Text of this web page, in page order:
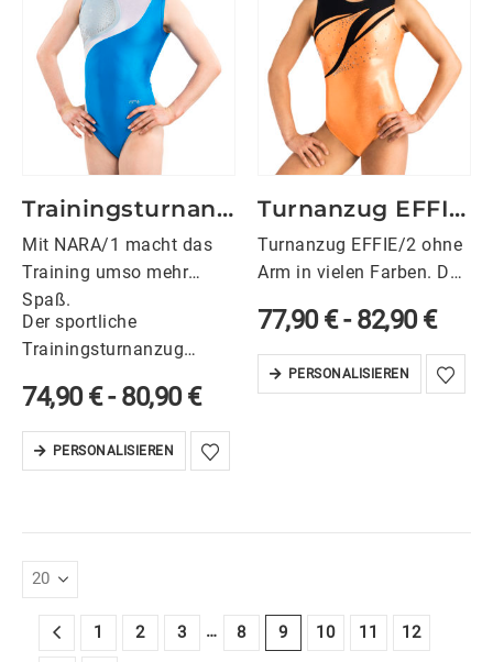
Trainingsturnanzug NARA/1 – dreifarbig
Mit NARA/1 macht das
Training umso mehr
Spaß.
Der sportliche
Trainingsturnanzug
einen U-Boot-
Halsausschnitt vorne und
Rundhals hinten. Der
74,90€-80,90€
PERSONALISIEREN
Turnanzug EFFIE/2 ohne Arm in vielen Farben
Turnanzug EFFIE/2 ohne
Arm in vielen Farben. Der
einen U-Boot-Ausschnitt
vorne und einen tiefen
Rundhals hinten. Mit
77,90€-82,90€
PERSONALISIEREN
1 2 3 … 8 9 10 11 12